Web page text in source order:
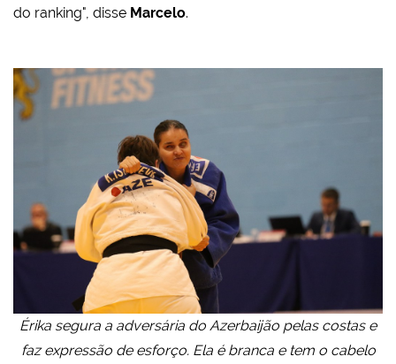
do ranking", disse Marcelo.
Érika segura a adversária do Azerbaijão pelas costas e
faz expressão de esforço. Ela é branca e tem o cabelo